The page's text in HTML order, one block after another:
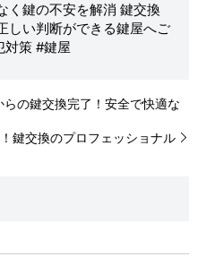
く鍵の不安を解消 鍵交換
しい判断ができる鍵屋へご
対策 #鍵屋
の鍵交換完了！安全で快適な
鍵交換のプロフェッショナル